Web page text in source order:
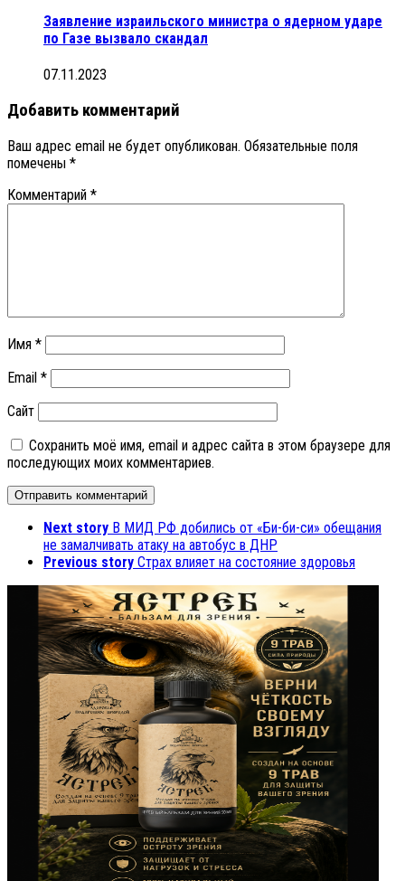
Заявление израильского министра о ядерном ударе
по Газе вызвало скандал
07.11.2023
Добавить комментарий
Ваш адрес email не будет опубликован. Обязательные поля
помечены *
Комментарий *
Имя *
Email *
Сайт
Сохранить моё имя, email и адрес сайта в этом браузере для
последующих моих комментариев.
Next story В МИД РФ добились от «Би-би-си» обещания
не замалчивать атаку на автобус в ДНР
Previous story Страх влияет на состояние здоровья